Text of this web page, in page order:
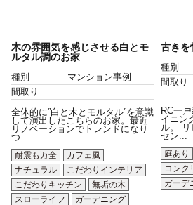
木の雰囲気を感じさせる白とモ
ルタル調のお家
種別
マンション事例
間取り
全体的に”白と木とモルタル”を意識
して演出したこちらのお家。最近
リノベーションでトレンドになり
つ...
耐震も万全
カフェ風
ナチュラル
こだわりインテリア
こだわりキッチン
無垢の木
スローライフ
ガーデニング
古きを
種別
間取り
RC一
イニン
ル。 リ
セン...
庭あり
コンク
ガーデ